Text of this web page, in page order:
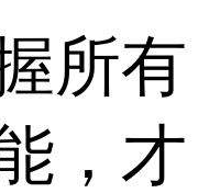
所有
，才